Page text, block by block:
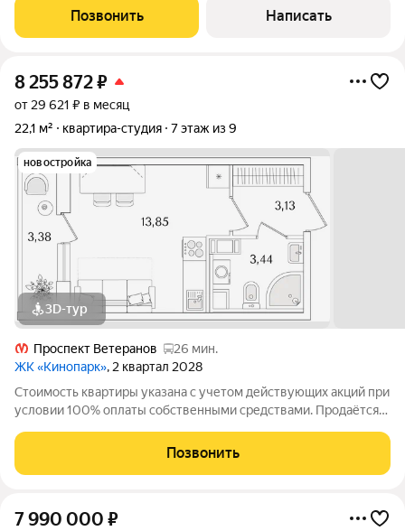
дополнительных вложений! Видовая локация квартира
расположена на 12м этаже, откуда открывается
Позвонить Написать
8 255 872₽
от 29 621 ₽ в месяц
22,1 м²
квартира-студия 7 этаж из 9
новостройка
3D-тур
Проспект Ветеранов
26 мин.
ЖК «Кинопарк», 2 квартал 2028
Стоимость квартиры указана с учетом действующих акций при
условии 100% оплаты собственными средствами. Продаётся
«РСТИ» (Росстройинвест). Квартира находится в 9 этажном
доме, в Очередь 2, Корпус 2
Позвонить
7 990 000 ₽